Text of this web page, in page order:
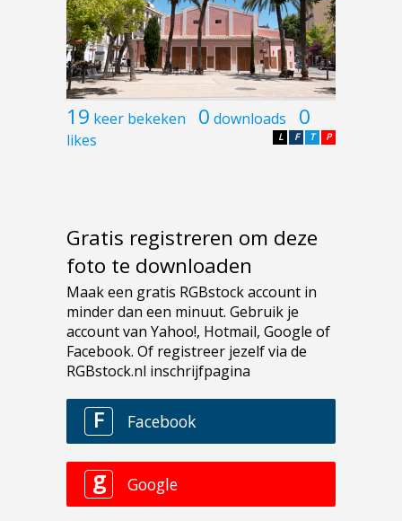
19 keer bekeken 0 downloads 0
likes P
T
F
L
Gratis registreren om deze
foto te downloaden